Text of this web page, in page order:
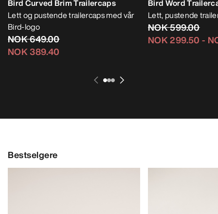
Bird Curved Brim Trailercaps
Lett og pustende trailercaps med vår
Bird-logo
NOK 649.00
NOK 389.40
Bird Word
Lett, pustende
NOK 599.00
NOK 299.50 -
Bestselgere